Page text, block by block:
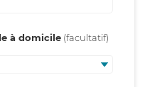
à domicile